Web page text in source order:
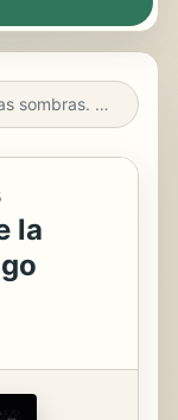
Los caballeros de las sombras. Secretos de la tierra Brullumba Congo
la